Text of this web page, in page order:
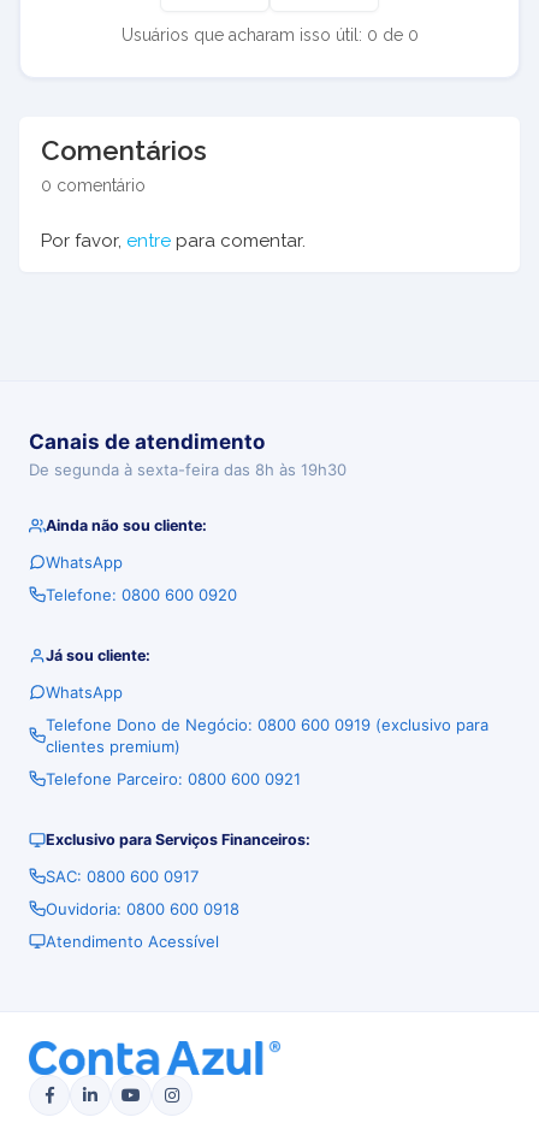
Usuários que acharam isso útil: 0 de 0
Comentários
0 comentário
Por favor, entre para comentar.
Canais de atendimento
De segunda à sexta-feira das 8h às 19h30
Ainda não sou cliente:
WhatsApp
Telefone: 0800 600 0920
Já sou cliente:
WhatsApp
Telefone Dono de Negócio: 0800 600 0919 (exclusivo para
clientes premium)
Telefone Parceiro: 0800 600 0921
Exclusivo para Serviços Financeiros:
SAC: 0800 600 0917
Ouvidoria: 0800 600 0918
Atendimento Acessível